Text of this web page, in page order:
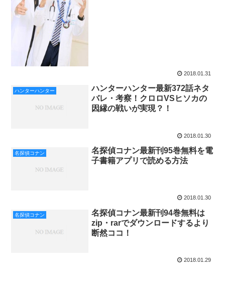
2018.01.31
ハンターハンター
ハンターハンター最新372話ネタ
バレ・考察！クロロVSヒソカの
因縁の戦いが実現？！
2018.01.30
名探偵コナン
名探偵コナン最新刊95巻無料を電
子書籍アプリで読める方法
2018.01.30
名探偵コナン
名探偵コナン最新刊94巻無料は
zip・rarでダウンロードするより
断然ココ！
2018.01.29